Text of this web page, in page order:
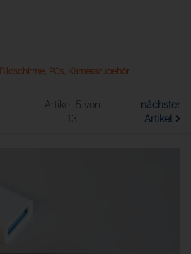
Bildschirme, PCs, Kamerazubehör
Artikel 5 von
13
nächster
Artikel